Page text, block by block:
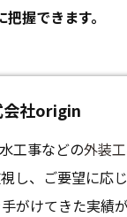
握できます。
会社origin
工事などの外装
し、ご要望に応
がけてきた実